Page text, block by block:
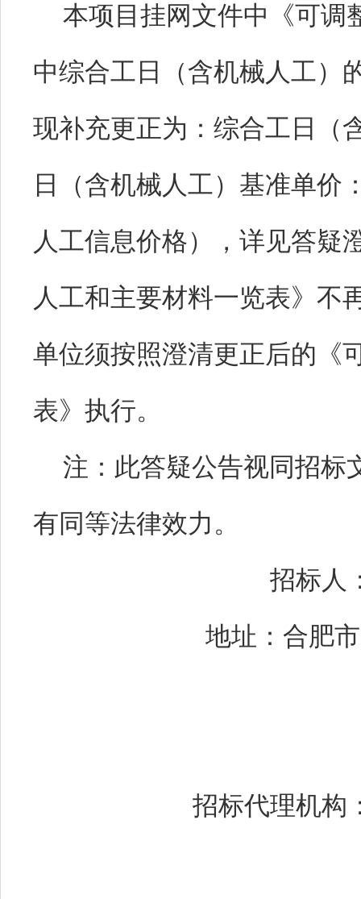
本项目挂网文件中《可调
中综合工日（含机械人工）
现补充更正为： 综合工日（
日（含机械人工）基准单价
人工信息价格）
，详见答疑
人工和主要材料一览表》不
单位须按照澄清更正后的《
表》执行。
注：此答疑公告视同招标
有同等法律效力。
招标人
地址：合肥
招标代理机构